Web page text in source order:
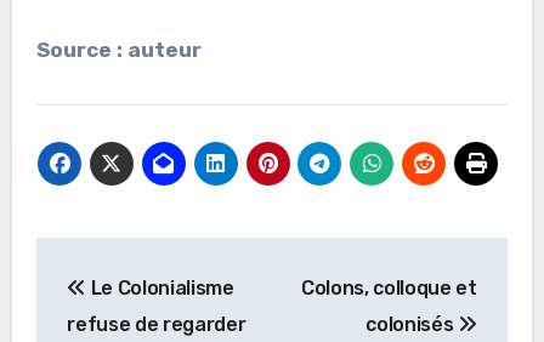
Source : auteur
de
Le Colonialisme
refuse de regarder
Colons, colloque et
colonisés